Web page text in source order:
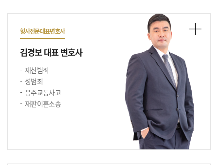
형사전문대표변호사
김경보 대표 변호사
재산범죄
성범죄
음주교통사고
재판이혼소송